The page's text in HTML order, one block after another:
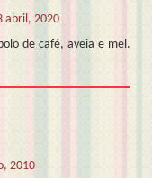
abril, 2020
de café, aveia e mel.
2010